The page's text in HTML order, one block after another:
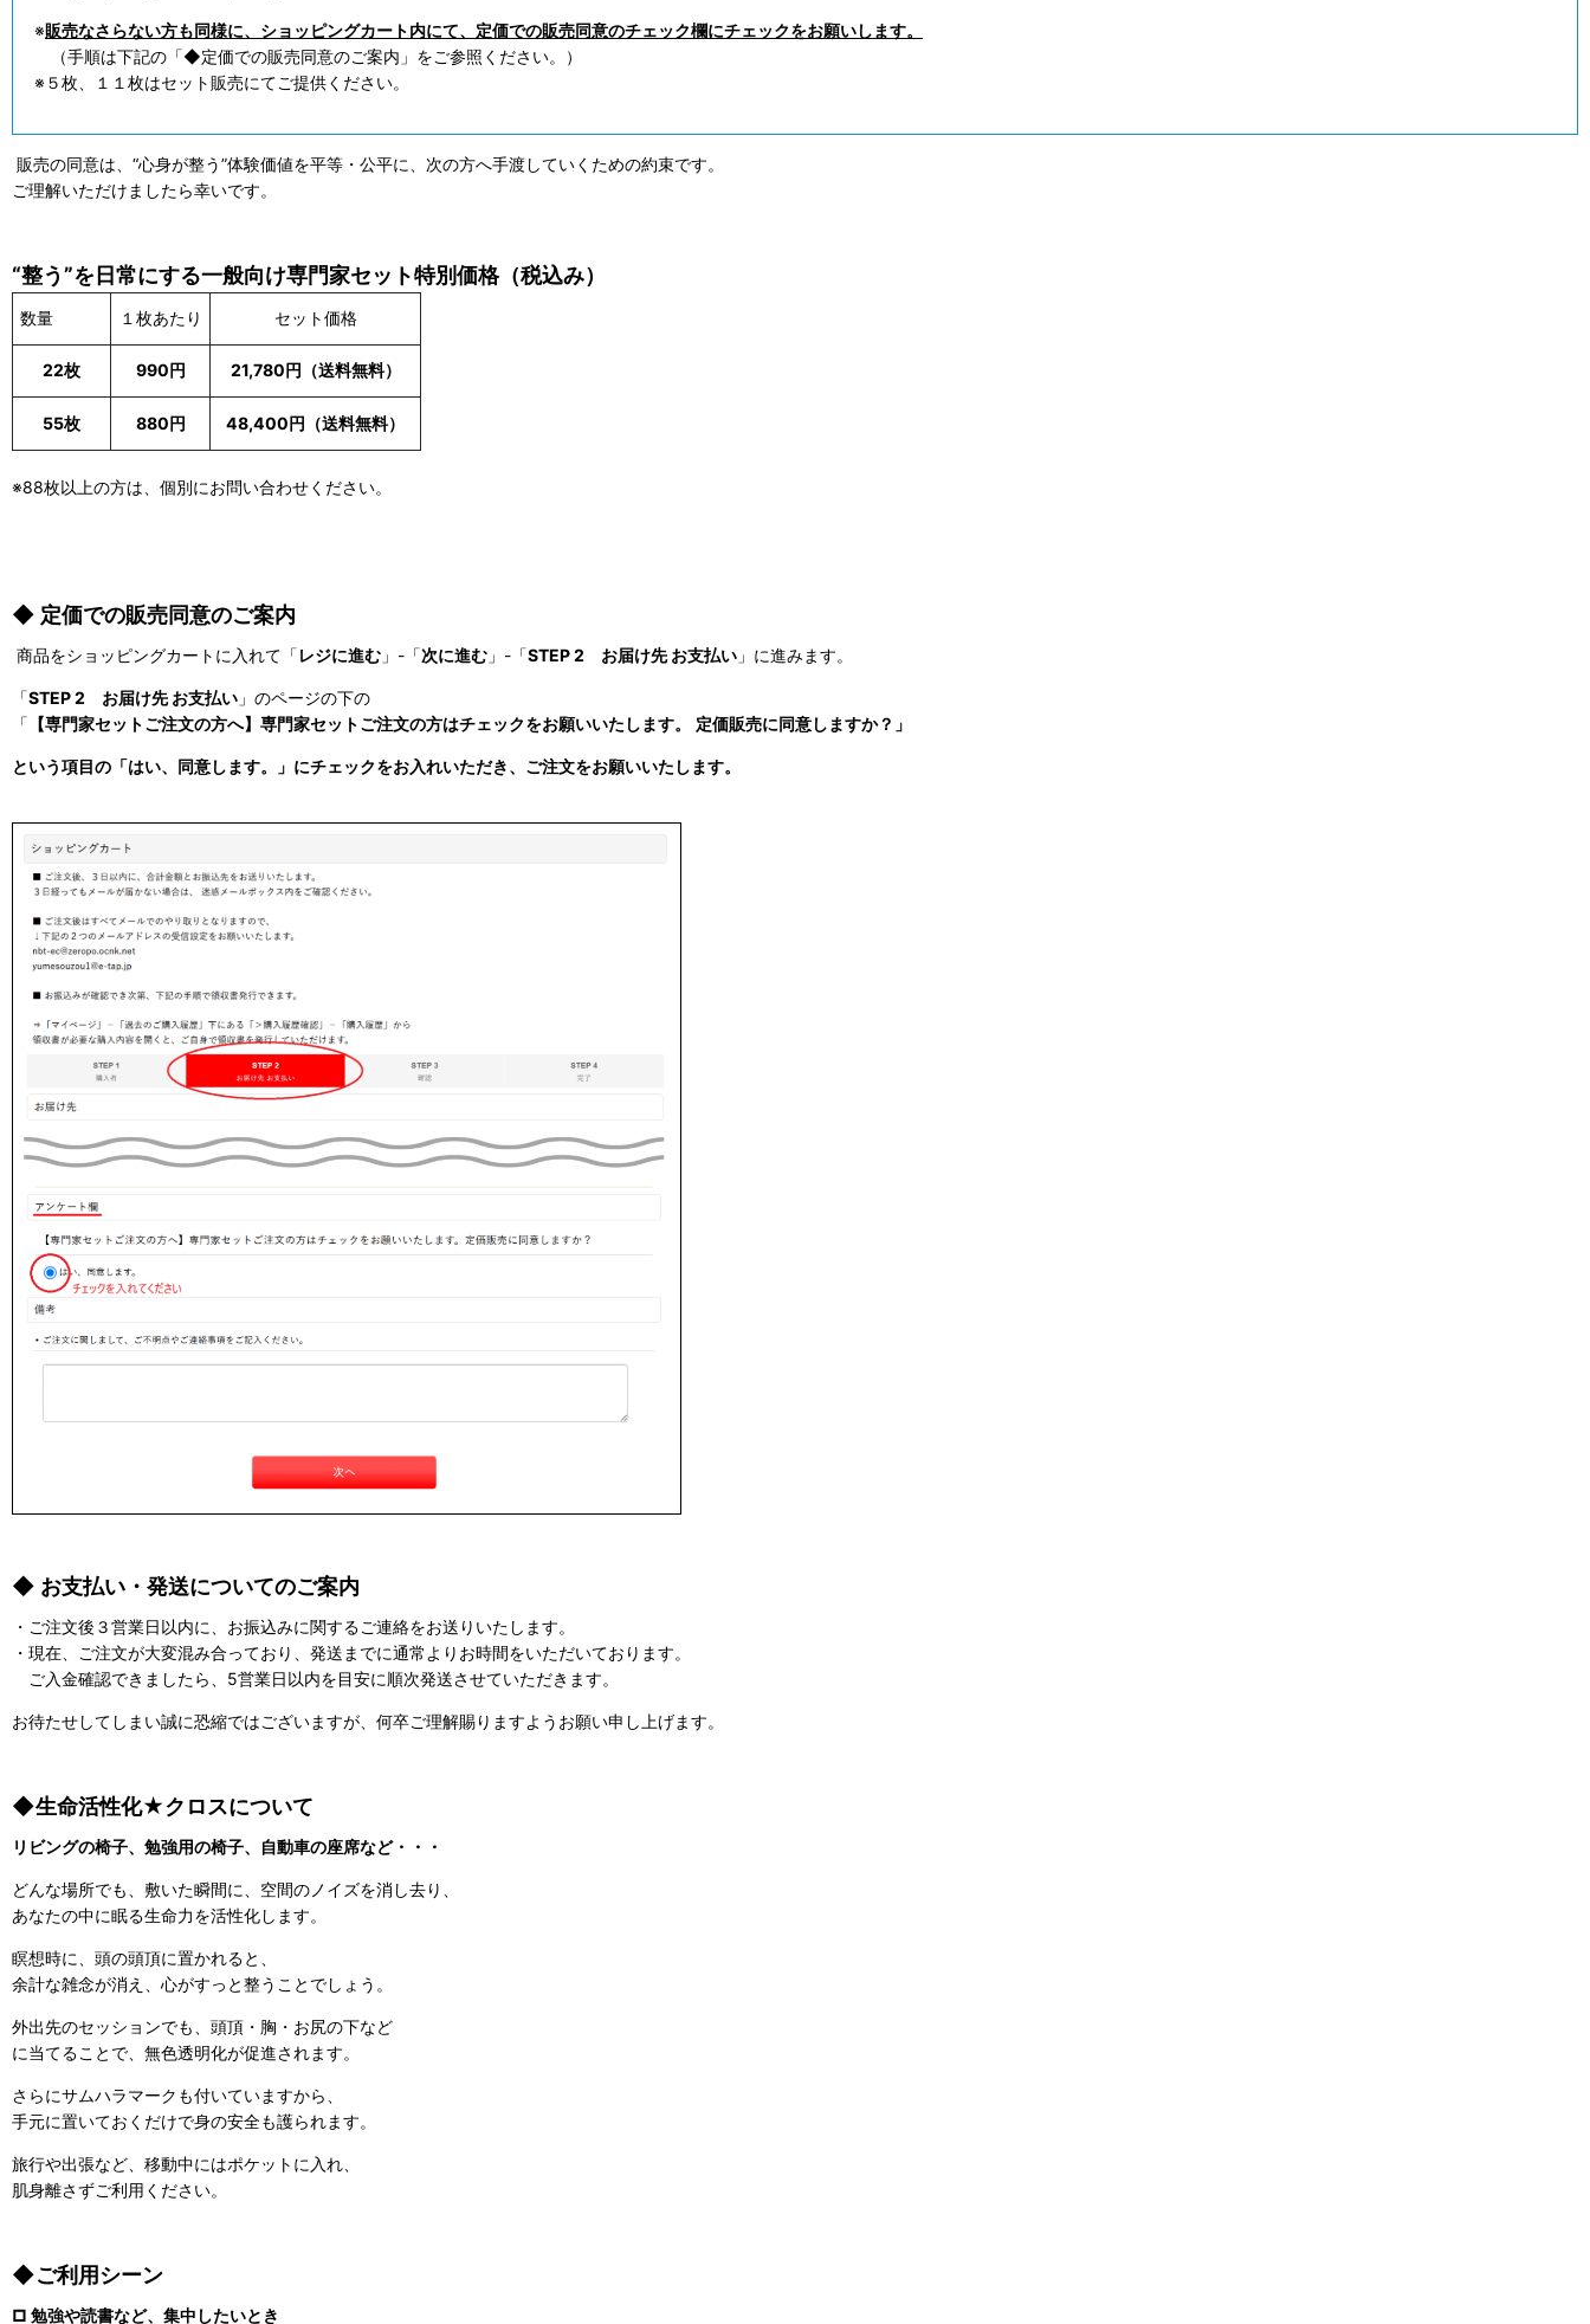
※販売なさらない方も同様に、ショッピングカート内にて、定価での販売同意のチェック欄にチェックをお願いします。
（手順は下記の「◆定価での販売同意のご案内」をご参照ください。）
※５枚、１１枚はセット販売にてご提供ください。
販売の同意は、“心身が整う”体験価値を平等・公平に、次の方へ手渡していくための約束です。
ご理解いただけましたら幸いです。
“整う”を日常にする一般向け専門家セット特別価格（税込み）
数量 １枚あたり セット価格
22枚 990円 21,780円（送料無料）
55枚 880円 48,400円（送料無料）
※88枚以上の方は、個別にお問い合わせください。
◆ 定価での販売同意のご案内
商品をショッピングカートに入れて「レジに進む 」-「次に進む 」-「STEP 2 お届け先 お支払い 」に進みます。
「STEP 2 お届け先 お支払い 」のページの下の
「 【専門家セットご注文の方へ】専門家セットご注文の方はチェックをお願いいたします。 定価販売に同意しますか？ 」
という項目の 「はい、同意します。 」にチェックをお入れいただき、ご注文をお願いいたします。
◆ お支払い・発送についてのご案内
・ご注文後３営業日以内に、お振込みに関するご連絡をお送りいたします。
・現在、ご注文が大変混み合っており、発送までに通常よりお時間をいただいております。
ご入金確認できましたら、5営業日以内を目安に順次発送させていただきます。
お待たせしてしまい誠に恐縮ではございますが、何卒ご理解賜りますようお願い申し上げます。
◆生命活性化★クロスについて
リビングの椅子、勉強用の椅子、自動車の座席など・・・
どんな場所でも、敷いた瞬間に、空間のノイズを消し去り、
あなたの中に眠る生命力を活性化します。
瞑想時に、頭の頭頂に置かれると、
余計な雑念が消え、心がすっと整うことでしょう。
外出先のセッションでも、頭頂・胸・お尻の下など
に当てることで、無色透明化が促進されます。
さらにサムハラマークも付いていますから、
手元に置いておくだけで身の安全も護られます。
旅行や出張など、移動中にはポケットに入れ、
肌身離さずご利用ください。
◆ご利用シーン
□ 勉強や読書など、集中したいとき